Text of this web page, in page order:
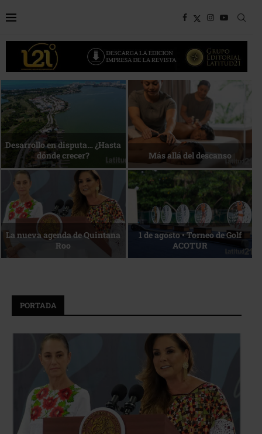
Bottega, un viaje servido a la
mesa
Energía que Impulsa la
competitividad
Reconocimiento de viajeros La esencia del servicio
PORTADA